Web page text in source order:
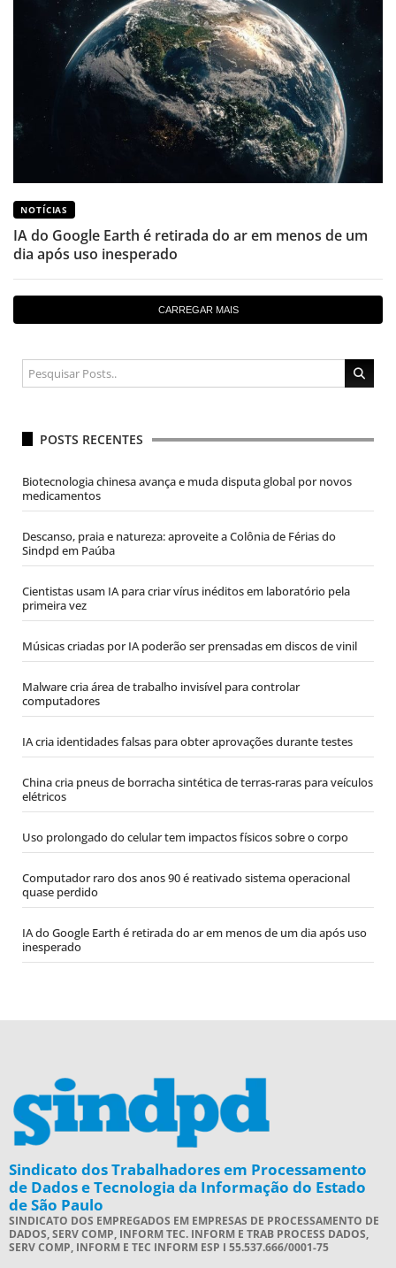
NOTÍCIAS
IA do Google Earth é retirada do ar em menos de um
dia após uso inesperado
CARREGAR MAIS
POSTS RECENTES
Biotecnologia chinesa avança e muda disputa global por novos
medicamentos
Descanso, praia e natureza: aproveite a Colônia de Férias do
Sindpd em Paúba
Cientistas usam IA para criar vírus inéditos em laboratório pela
primeira vez
Músicas criadas por IA poderão ser prensadas em discos de vinil
Malware cria área de trabalho invisível para controlar
computadores
IA cria identidades falsas para obter aprovações durante testes
China cria pneus de borracha sintética de terras-raras para veículos
elétricos
Uso prolongado do celular tem impactos físicos sobre o corpo
Computador raro dos anos 90 é reativado sistema operacional
quase perdido
IA do Google Earth é retirada do ar em menos de um dia após uso
inesperado
Sindicato dos Trabalhadores em Processamento
de Dados e Tecnologia da Informação do Estado
de São Paulo
SINDICATO DOS EMPREGADOS EM EMPRESAS DE PROCESSAMENTO DE
DADOS, SERV COMP, INFORM TEC. INFORM E TRAB PROCESS DADOS,
SERV COMP, INFORM E TEC INFORM ESP I 55.537.666/0001-75